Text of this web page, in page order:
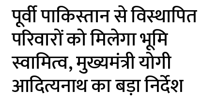
पूर्वी पाकिस्तान से विस्थापित
परिवारों को मिलेगा भूमि
स्वामित्व, मुख्यमंत्री योगी
आदित्यनाथ का बड़ा निर्देश